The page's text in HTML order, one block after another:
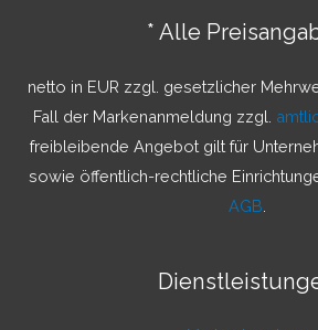
h
* Alle
netto in EUR zzgl. gesetzlicher
Fall der Markenanmeldung zzgl.
freibleibende Angebot gilt für
sowie öffentlich-rechtliche
AGB